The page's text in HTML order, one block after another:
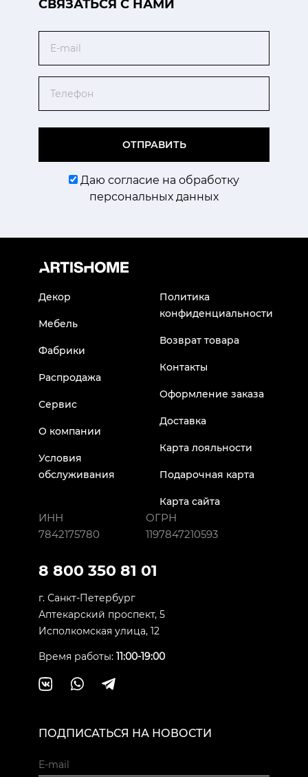
CВЯЗАТЬСЯ С НАМИ
ОТПРАВИТЬ
Даю согласие на обработку
персональных данных
Декор
Мебель
Фабрики
Распродажа
Сервис
О компании
Условия
обслуживания
Политика
конфиденциальности
Возврат товара
Контакты
Оформление заказа
Доставка
Карта лояльности
Подарочная карта
Карта сайта
ИНН
7842175780
ОГРН
1197847210593
8 800 350 81 01
г. Санкт-Петербург
Аптекарский проспект, 5
Исполкомская улица, 12
Время работы: 11:00-19:00
ПОДПИСАТЬСЯ НА НОВОСТИ